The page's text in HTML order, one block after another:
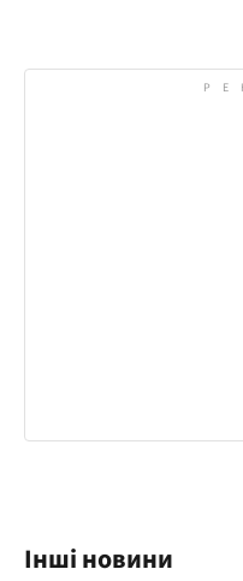
Інші новини